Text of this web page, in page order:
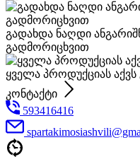
გადახდა ნაღდი
გადმორიცხვით
ყველა პროდუქციას აქვს
კონტაქტი
593416416